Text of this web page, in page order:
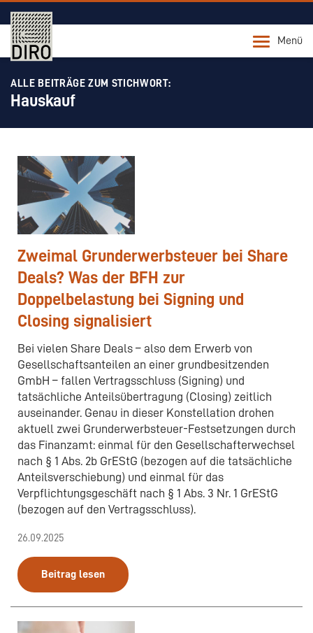
Menü
ALLE BEITRÄGE ZUM STICHWORT:
Hauskauf
Zweimal Grunderwerbsteuer bei Share
Deals? Was der BFH zur
Doppelbelastung bei Signing und
Closing signalisiert
Bei vielen Share Deals – also dem Erwerb von
Gesellschaftsanteilen an einer grundbesitzenden
GmbH – fallen Vertragsschluss (Signing) und
tatsächliche Anteilsübertragung (Closing) zeitlich
auseinander. Genau in dieser Konstellation drohen
aktuell zwei Grunderwerbsteuer-Festsetzungen durch
das Finanzamt: einmal für den Gesellschafterwechsel
nach § 1 Abs. 2b GrEStG (bezogen auf die tatsächliche
Anteilsverschiebung) und einmal für das
Verpflichtungsgeschäft nach § 1 Abs. 3 Nr. 1 GrEStG
(bezogen auf den Vertragsschluss).
26.09.2025
Beitrag lesen